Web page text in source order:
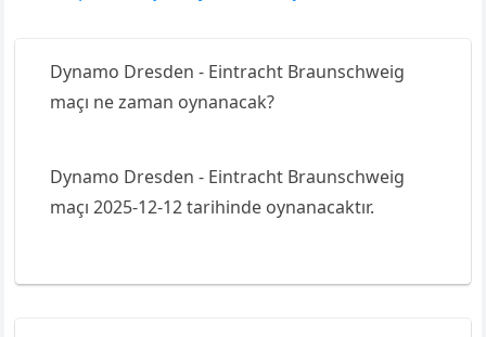
Dynamo Dresden - Eintracht Braunschweig
maçı ne zaman oynanacak?
Dynamo Dresden - Eintracht Braunschweig
maçı 2025-12-12 tarihinde oynanacaktır.